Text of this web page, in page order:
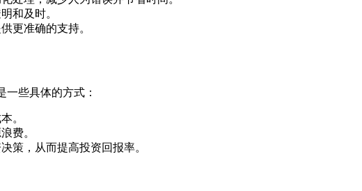
和及时。
更准确的支持。
些具体的方式：
。
费。
策，从而提高投资回报率。